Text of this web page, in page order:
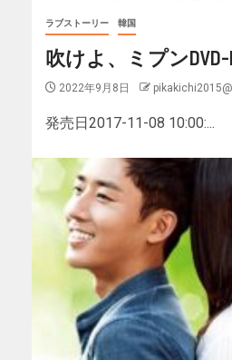
ラブストーリー 韓国
吹けよ、ミプンDVD-
2022年9月8日
発売日2017-11-08 10:00:...